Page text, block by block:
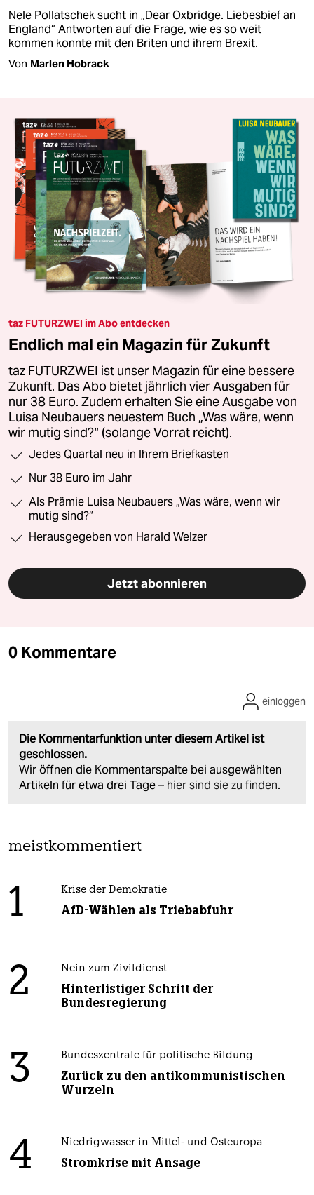
Nele Pollatschek sucht in „Dear Oxbridge. Liebesbief an
England“ Antworten auf die Frage, wie es so weit
kommen konnte mit den Briten und ihrem Brexit.
Von Marlen Hobrack
taz FUTURZWEI im Abo entdecken
Endlich mal ein Magazin für Zukunft
taz FUTURZWEI ist unser Magazin für eine bessere
Zukunft. Das Abo bietet jährlich vier Ausgaben für
nur 38 Euro. Zudem erhalten Sie eine Ausgabe von
Luisa Neubauers neuestem Buch „Was wäre, wenn
wir mutig sind?“ (solange Vorrat reicht).
Jedes Quartal neu in Ihrem Briefkasten
Nur 38 Euro im Jahr
Als Prämie Luisa Neubauers „Was wäre, wenn wir
mutig sind?“
Herausgegeben von Harald Welzer
Jetzt abonnieren
0 Kommentare
Die Kommentarfunktion unter diesem Artikel ist
geschlossen.
Wir öffnen die Kommentarspalte bei ausgewählten
Artikeln für etwa drei Tage – hier sind sie zu finden.
einloggen
meistkommentiert
1 Krise der Demokratie
AfD-Wählen als Triebabfuhr
2 Nein zum Zivildienst
Hinterlistiger Schritt der
Bundesregierung
3 Bundeszentrale für politische Bildung
Zurück zu den antikommunistischen
Wurzeln
4 Niedrigwasser in Mittel- und Osteuropa
Stromkrise mit Ansage